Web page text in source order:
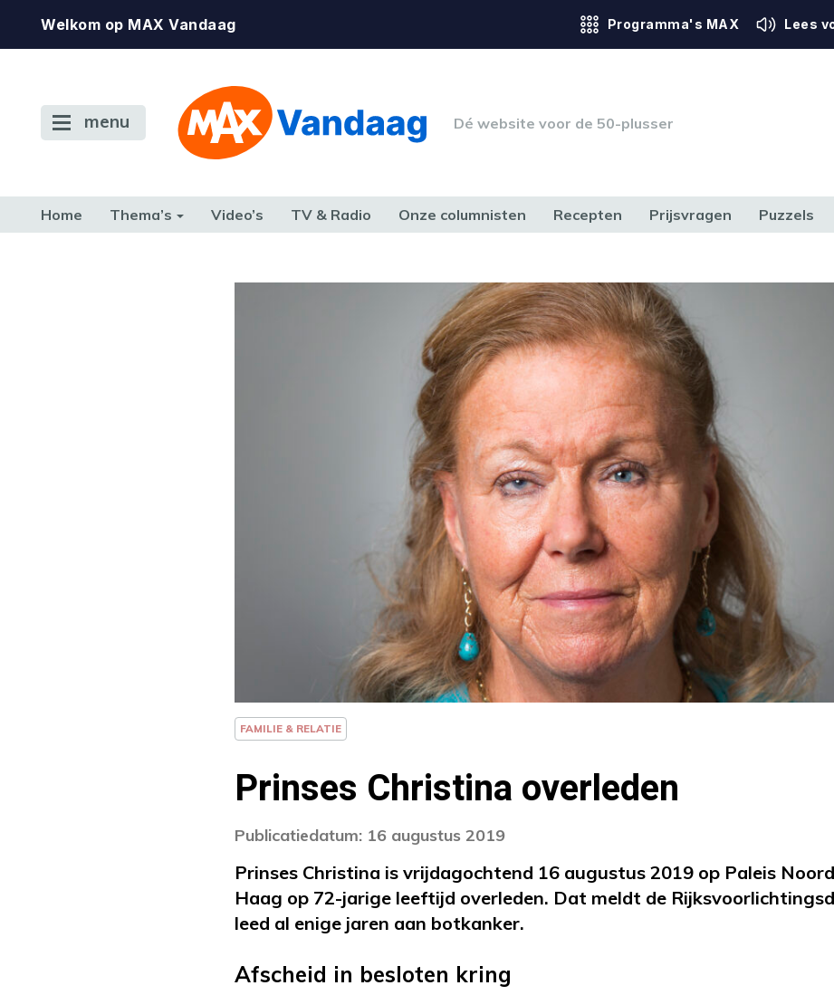
Welkom op MAX Vandaag Programma's MAX Lees
menu Dé website voor de 50-plusser
Home Thema’s Video’s TV & Radio Onze columnisten Recepten Prijsvragen Puzzels
FAMILIE & RELATIE
Prinses Christina overleden
Publicatiedatum: 16 augustus 2019
Prinses Christina is vrijdagochtend 16 augustus 2019 op Paleis
Haag op 72-jarige leeftijd overleden. Dat meldt de
leed al enige jaren aan botkanker.
Afscheid in besloten kring